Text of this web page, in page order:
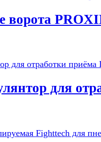
ворота
для